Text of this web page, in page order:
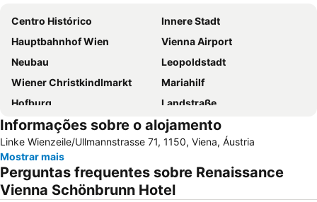
Centro Histórico
Innere Stadt
Hauptbahnhof Wien
Vienna Airport
Neubau
Leopoldstadt
Wiener Christkindlmarkt
Mariahilf
Hofburg
Landstraße
Staatsoper
Liesing
Wien Mitte - The Mall
Prefeitura de Viena
Rathauspark
Stephansdom
Singerstraße
City Airport Train
Informações sobre o alojamento
Linke Wienzeile/Ullmannstrasse 71, 1150, Viena, Áustria
Mostrar mais
Perguntas frequentes sobre Renaissance
Vienna Schönbrunn Hotel